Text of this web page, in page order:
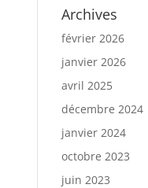
Archives
février 2026
janvier 2026
avril 2025
décembre 2024
janvier 2024
octobre 2023
juin 2023